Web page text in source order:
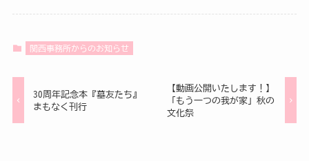
関西事務所からのお知らせ
30周年記念本『墓友たち』
まもなく刊行
【動画公開いたします！】
「もう一つの我が家」秋の
文化祭